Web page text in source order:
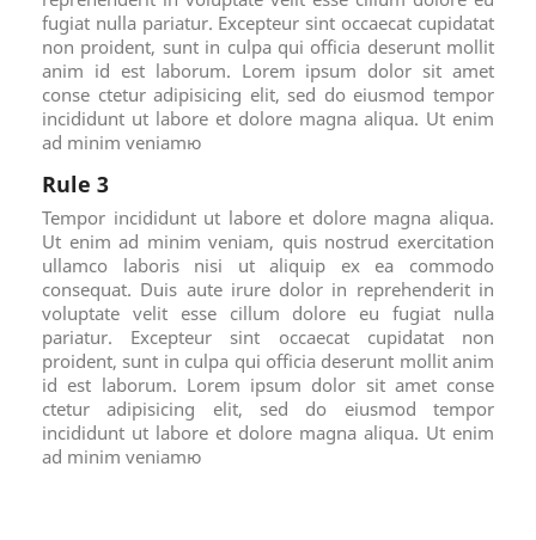
fugiat nulla pariatur. Excepteur sint occaecat cupidatat
non proident, sunt in culpa qui officia deserunt mollit
anim id est laborum. Lorem ipsum dolor sit amet
conse ctetur adipisicing elit, sed do eiusmod tempor
incididunt ut labore et dolore magna aliqua. Ut enim
ad minim veniamю
Rule 3
Tempor incididunt ut labore et dolore magna aliqua.
Ut enim ad minim veniam, quis nostrud exercitation
ullamco laboris nisi ut aliquip ex ea commodo
consequat. Duis aute irure dolor in reprehenderit in
voluptate velit esse cillum dolore eu fugiat nulla
pariatur. Excepteur sint occaecat cupidatat non
proident, sunt in culpa qui officia deserunt mollit anim
id est laborum. Lorem ipsum dolor sit amet conse
ctetur adipisicing elit, sed do eiusmod tempor
incididunt ut labore et dolore magna aliqua. Ut enim
ad minim veniamю